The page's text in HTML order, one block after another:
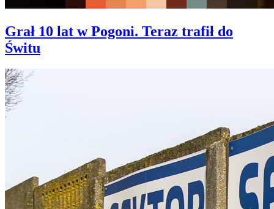
Grał 10 lat w Pogoni. Teraz trafił do
Świtu